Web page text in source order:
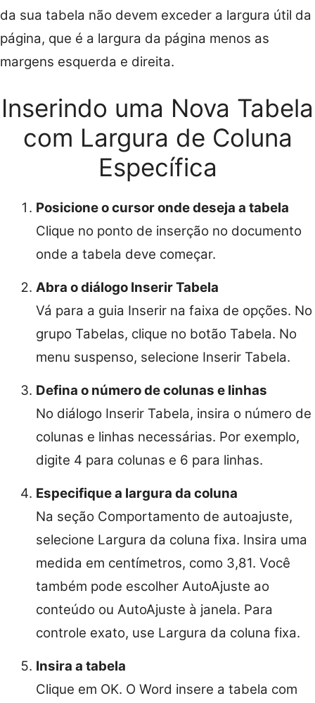
da sua tabela não devem exceder a largura útil da
página, que é a largura da página menos as
margens esquerda e direita.
Inserindo uma Nova Tabela
com Largura de Coluna
Específica
Posicione o cursor onde deseja a tabela
Clique no ponto de inserção no documento
onde a tabela deve começar.
Abra o diálogo Inserir Tabela
Vá para a guia Inserir na faixa de opções. No
grupo Tabelas, clique no botão Tabela. No
menu suspenso, selecione Inserir Tabela.
Defina o número de colunas e linhas
No diálogo Inserir Tabela, insira o número de
colunas e linhas necessárias. Por exemplo,
digite 4 para colunas e 6 para linhas.
Especifique a largura da coluna
Na seção Comportamento de autoajuste,
selecione Largura da coluna fixa. Insira uma
medida em centímetros, como 3,81. Você
também pode escolher AutoAjuste ao
conteúdo ou AutoAjuste à janela. Para
controle exato, use Largura da coluna fixa.
Insira a tabela
Clique em OK. O Word insere a tabela com